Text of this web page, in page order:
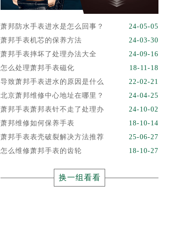
萧邦防水手表进水是怎么回事？
24-05-05
萧邦手表机芯的保养方法
24-03-30
萧邦手表摔坏了处理办法大全
24-09-16
怎么处理萧邦手表磁化
18-11-18
导致萧邦手表进水的原因是什么
22-02-21
北京萧邦维修中心地址在哪里？
24-04-25
萧邦手表萧邦表针不走了处理办
24-10-02
萧邦维修如何保养手表
18-10-14
萧邦手表表壳破裂解决方法推荐
25-06-27
怎么维修萧邦手表的齿轮
18-10-27
换一组看看